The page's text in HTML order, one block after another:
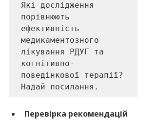
Які дослідження
порівнюють
ефективність
медикаментозного
лікування РДУГ та
когнітивно-
поведінкової терапії?
Надай посилання.
Перевірка рекомендацій